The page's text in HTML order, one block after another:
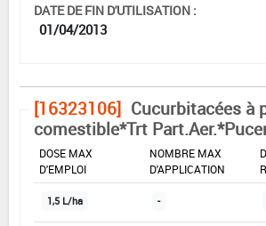
DATE DE FIN D'UTILISATION :
01/04/2013
[16323106] Cucurbitacées à
comestible*Trt
DOSE MAX
D'EMPLOI
NOMBRE MAX
D'APPLICATION
1,5 L/ha -